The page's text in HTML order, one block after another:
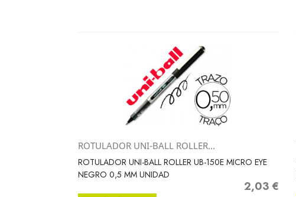
 Vista rápida
ROTULADOR UNI-BALL ROLLER...
ROTULADOR UNI-BALL ROLLER UB-150E MICRO EYE
NEGRO 0,5 MM UNIDAD
Precio
2,03 €